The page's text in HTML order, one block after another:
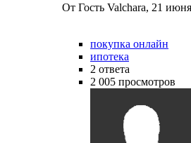
От Гость Valchara, 21
покупка онлайн
ипотека
2 ответа
2 005 просмотров